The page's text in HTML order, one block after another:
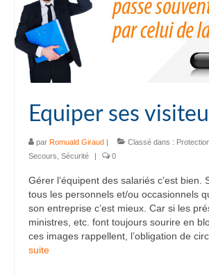
Equiper ses
par Romuald Giraud | Classé dans :
Secours Sécurité | 0
Gérer l’équipent des salariés c’est bien.
tous les personnels et/ou occasionnels
son entreprise c’est mieux. Car si les
ministres, etc. font toujours sourire en
ces images rappellent, l’obligation de
suite­­